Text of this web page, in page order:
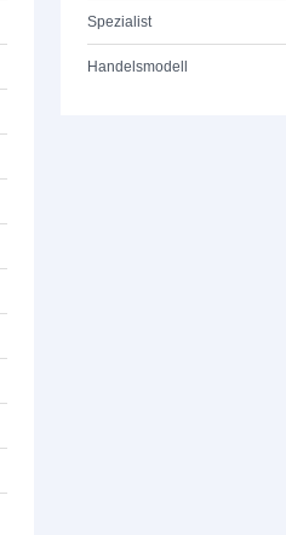
Spezialist
Handelsmodell